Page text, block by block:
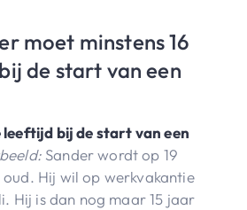
moet minstens 16
de start van een
leeftijd bij de start van een
Sander wordt op 19
Hij wil op werkvakantie
Hij is dan nog maar 15 jaar